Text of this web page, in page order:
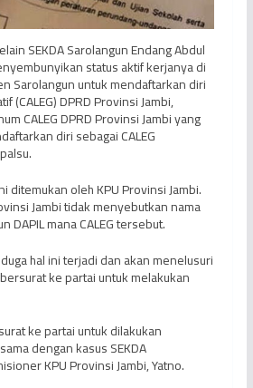
SEKDA Sarolangun Endang Abdul
status aktif kerjanya di
Sarolangun untuk mendaftarkan diri
(CALEG) DPRD Provinsi Jambi,
CALEG DPRD Provinsi Jambi yang
diri sebagai CALEG
ditemukan oleh KPU Provinsi Jambi.
Jambi tidak menyebutkan nama
DAPIL mana CALEG tersebut.
hal ini terjadi dan akan menelusuri
ke partai untuk melakukan
ke partai untuk dilakukan
dengan kasus SEKDA
KPU Provinsi Jambi, Yatno.